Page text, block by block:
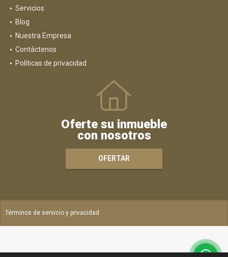
Servicios
Blog
Nuestra Empresa
Contáctenos
Políticas de privacidad
Oferte su inmueble
con nosotros
OFERTAR
Términos de servicio y privacidad